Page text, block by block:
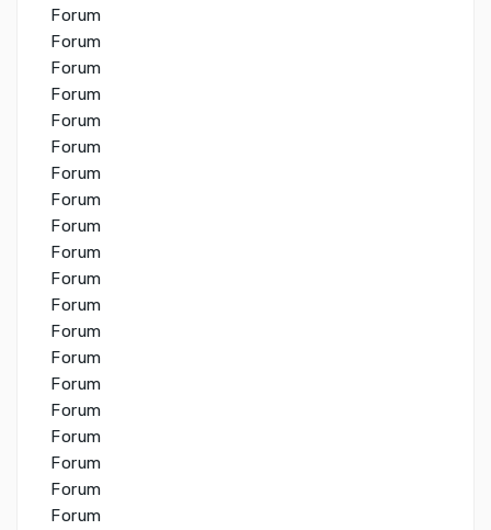
Forum
Forum
Forum
Forum
Forum
Forum
Forum
Forum
Forum
Forum
Forum
Forum
Forum
Forum
Forum
Forum
Forum
Forum
Forum
Forum